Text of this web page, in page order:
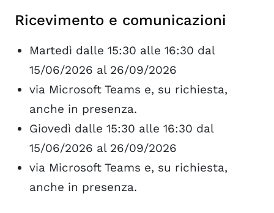
Ricevimento e comunicazioni
Martedì dalle 15:30 alle 16:30 dal
15/06/2026 al 26/09/2026
via Microsoft Teams e, su richiesta,
anche in presenza.
Giovedì dalle 15:30 alle 16:30 dal
15/06/2026 al 26/09/2026
via Microsoft Teams e, su richiesta,
anche in presenza.